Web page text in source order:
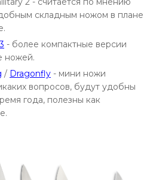
складным ножом в плане
- более компактные версии
ножей.
/ Dragonfly - мини ножи
вопросов, будут удобны
года, полезны как